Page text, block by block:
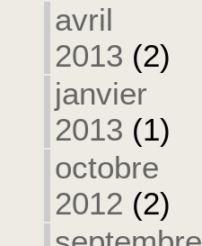
avril
2013 (2)
janvier
2013 (1)
octobre
2012 (2)